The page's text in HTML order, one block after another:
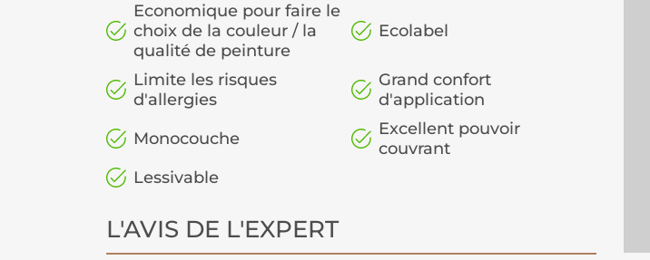
Economique pour faire le
choix de la couleur / la
qualité de peinture
Ecolabel
Limite les risques
d'allergies
Grand confort
d'application
Monocouche
Excellent pouvoir
couvrant
Lessivable
L'AVIS DE L'EXPERT